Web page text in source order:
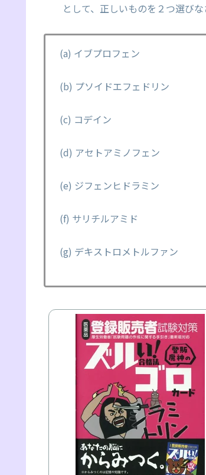
として、正しいものを２つ選びな
(a) イブプロフェン
(b) プソイドエフェドリン
(c) コデイン
(d) アセトアミノフェン
(e) ジフェンヒドラミン
(f) サリチルアミド
(g) デキストロメトルファン